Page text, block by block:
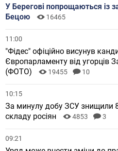
У Берегові попрощаються із
Бецою
16465
11:00
"Фідес" офіційно висунув
Європарламенту від угорців
(ФОТО)
19455 10
10:15
За минулу добу ЗСУ знищили
складу росіян
4853 3
09:21